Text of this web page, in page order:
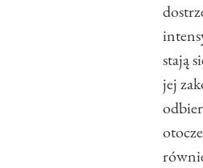
stają
jej